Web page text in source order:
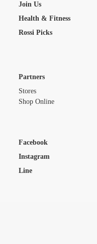
Join Us
Health & Fitness
Rossi Picks
Partners
Stores
Shop Online
Facebook
Instagram
Line